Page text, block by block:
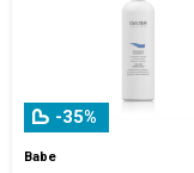
-35%
Babe